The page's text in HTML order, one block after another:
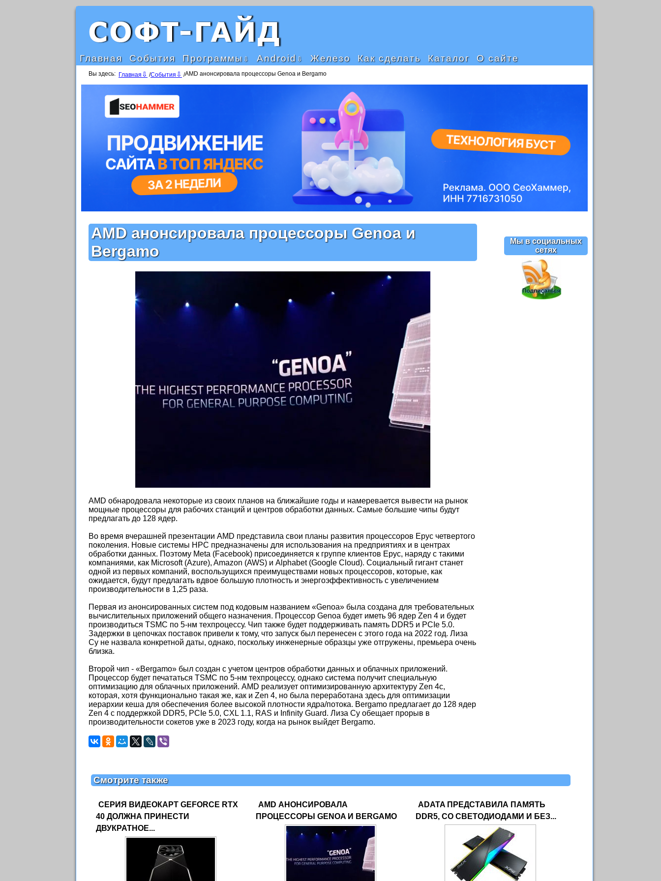
Главная События Программы Android Железо Как сделать Каталог О сайте
Вы здесь: Главная /События /AMD анонсировала процессоры Genoa и Bergamo
AMD анонсировала процессоры Genoa и
Bergamo
AMD обнародовала некоторые из своих планов на ближайшие годы и намеревается вывести на рынок
мощные процессоры для рабочих станций и центров обработки данных. Самые большие чипы будут
предлагать до 128 ядер.
Во время вчерашней презентации AMD представила свои планы развития процессоров Epyc четвертого
поколения. Новые системы HPC предназначены для использования на предприятиях и в центрах
обработки данных. Поэтому Meta (Facebook) присоединяется к группе клиентов Epyc, наряду с такими
компаниями, как Microsoft (Azure), Amazon (AWS) и Alphabet (Google Cloud). Социальный гигант станет
одной из первых компаний, воспользущихся преимуществами новых процессоров, которые, как
ожидается, будут предлагать вдвое большую плотность и энергоэффективность с увеличением
производительности в 1,25 раза.
Первая из анонсированных систем под кодовым названием «Genoa» была создана для требовательных
вычислительных приложений общего назначения. Процессор Genoa будет иметь 96 ядер Zen 4 и будет
производиться TSMC по 5-нм техпроцессу. Чип также будет поддерживать память DDR5 и PCIe 5.0.
Задержки в цепочках поставок привели к тому, что запуск был перенесен с этого года на 2022 год. Лиза
Су не назвала конкретной даты, однако, поскольку инженерные образцы уже отгружены, премьера очень
близка.
Второй чип - «Bergamo» был создан с учетом центров обработки данных и облачных приложений.
Процессор будет печататься TSMC по 5-нм техпроцессу, однако система получит специальную
оптимизацию для облачных приложений. AMD реализует оптимизированную архитектуру Zen 4c,
которая, хотя функционально такая же, как и Zen 4, но была переработана здесь для оптимизации
иерархии кеша для обеспечения более высокой плотности ядра/потока. Bergamo предлагает до 128 ядер
Zen 4 с поддержкой DDR5, PCIe 5.0, CXL 1.1, RAS и Infinity Guard. Лиза Су обещает прорыв в
производительности сокетов уже в 2023 году, когда на рынок выйдет Bergamo.
Мы в социальных
сетях
Смотрите также
СЕРИЯ ВИДЕОКАРТ GEFORCE RTX
40 ДОЛЖНА ПРИНЕСТИ
ДВУКРАТНОЕ...
AMD АНОНСИРОВАЛА
ПРОЦЕССОРЫ GENOA И BERGAMO
ADATA ПРЕДСТАВИЛА ПАМЯТЬ
DDR5, СО СВЕТОДИОДАМИ И БЕЗ...